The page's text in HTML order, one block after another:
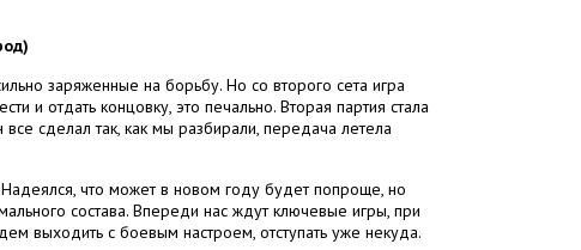
заряженные на борьбу. Но со второго сета игра
и отдать концовку, это печально. Вторая партия стала
сделал так, как мы разбирали, передача летела
что может в новом году будет попроще, но
состава. Впереди нас ждут ключевые игры, при
выходить с боевым настроем, отступать уже некуда.